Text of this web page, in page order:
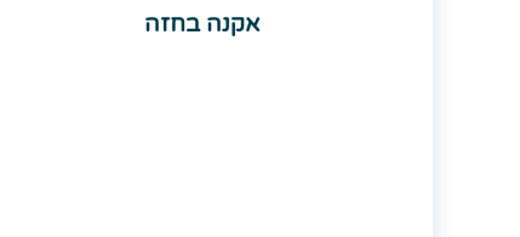
אקנה בחזה